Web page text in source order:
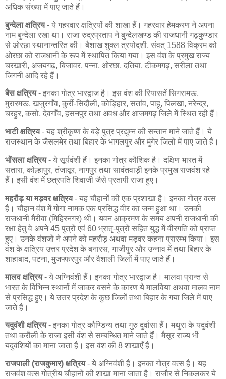
अधिक संख्या में पाए जाते हैं।
बुन्देला क्षत्रिय- ये गहरवार क्षत्रियों की शाखा हैं। गहरवार हेमकरण ने अपना
नाम बुन्देला रखा था। राजा रुद्रप्रताप ने बुन्देलखण्ड की राजधानी गढ़कुण्डार
से ओरछा स्थानान्तरित की। बैशाख शुक्ल त्रयोदशी, संवत् 1588 विक्रम को
ओरछा को राजधानी के रूप में स्थापित किया गया। इस वंश के प्रमुख राज्य
चरखारी, अजयगढ़, बिजावर, पन्ना, ओरछा, दतिया, टीकमगढ़, सरीला तथा
जिगनी आदि रहे हैं।
बैस क्षत्रिय- इनका गोत्र भारद्वाज है। इस वंश की रियासतें सिगरामऊ,
मुरारमऊ, खजुरगाँव, कुर्री-सिदौली, कोड़िहार, सतांव, पाहू, पिलखा, नरेन्द्र,
चरहुर, कसो, देवगाँव, हसनपुर तथा अवध और आजमगढ़ जिले में स्थित रही हैं।
भाटी क्षत्रिय- यह श्रीकृष्ण के बड़े पुत्र प्रद्युम्न की सन्तान माने जाते हैं। ये
राजस्थान के जैसलमेर तथा बिहार के भागलपुर और मुंगेर जिलों में पाए जाते हैं।
भोंसला क्षत्रिय- ये सूर्यवंशी हैं। इनका गोत्र कौशिक है। दक्षिण भारत में
सतारा, कोल्हापुर, तंजावूर, नागपुर तथा सावंतवाड़ी इनके प्रमुख राजवंश रहे
हैं। इसी वंश में छत्रपति शिवाजी जैसे प्रतापी राजा हुए।
महरौड़ या मड़वर क्षत्रिय- यह चौहानों की एक प्रशाखा है। इनका गोत्र वत्स
है। चौहान वंश में गोगा नामक एक प्रसिद्ध वीर का जन्म हुआ था। उनकी
राजधानी मैरीवा (मिहिरनगर) थी। यवन आक्रमण के समय अपनी राजधानी की
रक्षा हेतु वे अपने 45 पुत्रों एवं 60 भ्रातृ-पुत्रों सहित युद्ध में वीरगति को प्राप्त
हुए। उनके वंशजों ने अपने को महरौड़ अथवा मड़वर कहना प्रारम्भ किया। इस
वंश के क्षत्रिय उत्तर प्रदेश के बनारस, गाजीपुर और उन्नाव में तथा बिहार के
शाहाबाद, पटना, मुजफ्फरपुर और वैशाली जिलों में पाए जाते हैं।
मालव क्षत्रिय- ये अग्निवंशी हैं। इनका गोत्र भारद्वाज है। मालवा प्रान्त से
भारत के विभिन्न स्थानों में जाकर बसने के कारण ये मालविया अथवा मालव नाम
से प्रसिद्ध हुए। ये उत्तर प्रदेश के कुछ जिलों तथा बिहार के गया जिले में पाए
जाते हैं।
यदुवंशी क्षत्रिय- इनका गोत्र कौण्डिन्य तथा गुरु दुर्वासा हैं। मथुरा के यदुवंशी
तथा करौली के राजा इसी वंश से सम्बन्धित माने जाते हैं। मैसूर राज्य भी
यदुवंशियों का माना जाता है। इस वंश की 8 शाखाएँ हैं।
राजपाली (राजकुमार) क्षत्रिय- ये अग्निवंशी हैं। इनका गोत्र वत्स है। यह
राजवंश वत्स गोत्रीय चौहानों की शाखा माना जाता है। राजौर से निकलकर ये